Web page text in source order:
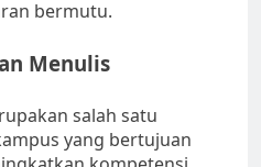
bermutu.
Menulis
salah satu
yang bertujuan